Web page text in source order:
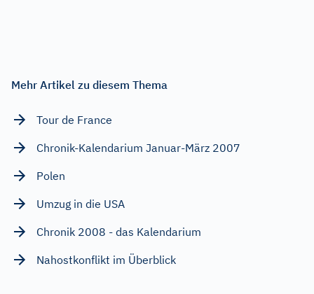
Mehr Artikel zu diesem Thema
Tour de France
Chronik-Kalendarium Januar-März 2007
Polen
Umzug in die USA
Chronik 2008 - das Kalendarium
Nahostkonflikt im Überblick